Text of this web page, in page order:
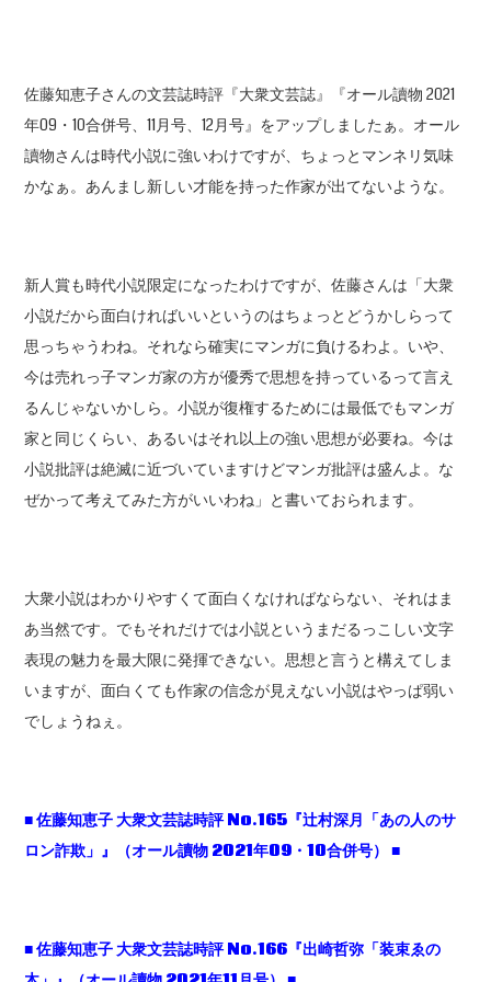
佐藤知恵子さんの文芸誌時評『大衆文芸誌』『オール讀物 2021
年09・10合併号、11月号、12月号』をアップしましたぁ。オール
讀物さんは時代小説に強いわけですが、ちょっとマンネリ気味
かなぁ。あんまし新しい才能を持った作家が出てないような。
新人賞も時代小説限定になったわけですが、佐藤さんは「大衆
小説だから面白ければいいというのはちょっとどうかしらって
思っちゃうわね。それなら確実にマンガに負けるわよ。いや、
今は売れっ子マンガ家の方が優秀で思想を持っているって言え
るんじゃないかしら。小説が復権するためには最低でもマンガ
家と同じくらい、あるいはそれ以上の強い思想が必要ね。今は
小説批評は絶滅に近づいていますけどマンガ批評は盛んよ。な
ぜかって考えてみた方がいいわね」と書いておられます。
大衆小説はわかりやすくて面白くなければならない、それはま
あ当然です。でもそれだけでは小説というまだるっこしい文字
表現の魅力を最大限に発揮できない。思想と言うと構えてしま
いますが、面白くても作家の信念が見えない小説はやっぱ弱い
でしょうねぇ。
■ 佐藤知恵子 大衆文芸誌時評 No.165『辻村深月「あの人のサ
ロン詐欺」』（オール讀物 2021年09・10合併号） ■
■ 佐藤知恵子 大衆文芸誌時評 No.166『出崎哲弥「装束ゑの